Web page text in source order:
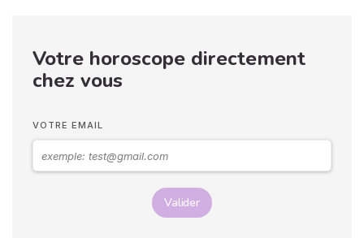
des périodes difficiles, et
elles peuvent nous
ensemble les messages
possibles derrière ces
rêves.
Votre horoscope directement
chez vous
VOTRE EMAIL
Valider